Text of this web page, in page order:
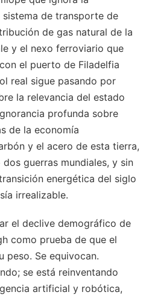
de transporte de
de gas natural de la
y el nexo ferroviario que
el puerto de Filadelfia
real sigue pasando por
la relevancia del estado
profunda sobre
de la economía
y el acero de esta tierra,
guerras mundiales, y sin
energética del siglo
irrealizable.
el declive demográfico de
como prueba de que el
peso. Se equivocan.
se está reinventando
artificial y robótica,